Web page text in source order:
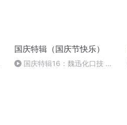
国庆特辑（国庆节快乐）
国庆特辑16：魏迅化口技 二